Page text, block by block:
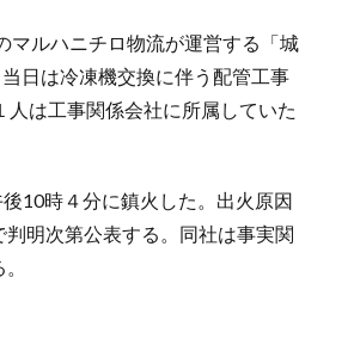
マルハニチロ物流が運営する「城
日は冷凍機交換に伴う配管工事
は工事関係会社に所属していた
10時４分に鎮火した。出火原因
明次第公表する。同社は事実関